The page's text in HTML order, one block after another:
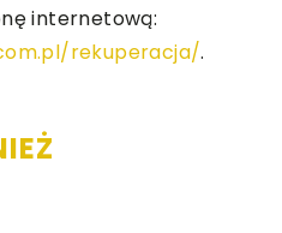
internetową:
rekuperacja/.